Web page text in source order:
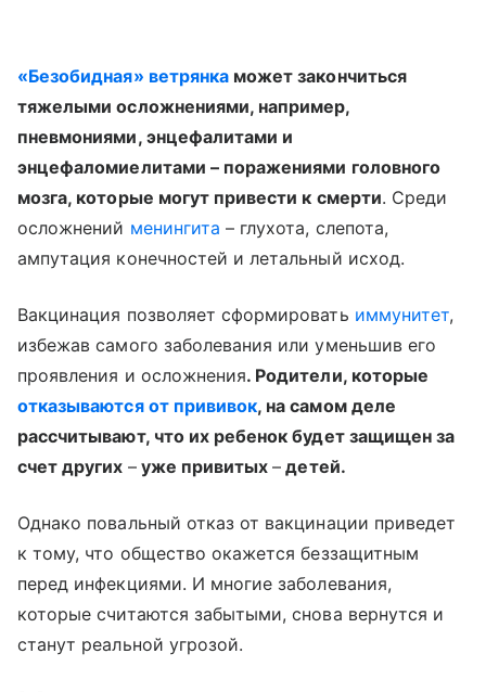
«Безобидная» ветрянка может закончиться
тяжелыми осложнениями, например,
пневмониями, энцефалитами и
энцефаломиелитами – поражениями головного
мозга, которые могут привести к смерти. Среди
осложнений менингита – глухота, слепота,
ампутация конечностей и летальный исход.
Вакцинация позволяет сформировать иммунитет,
избежав самого заболевания или уменьшив его
проявления и осложнения. Родители, которые
отказываются от прививок, на самом деле
рассчитывают, что их ребенок будет защищен за
счет других –уже привитых– детей.
Однако повальный отказ от вакцинации приведет
к тому, что общество окажется беззащитным
перед инфекциями. И многие заболевания,
которые считаются забытыми, снова вернутся и
станут реальной угрозой.